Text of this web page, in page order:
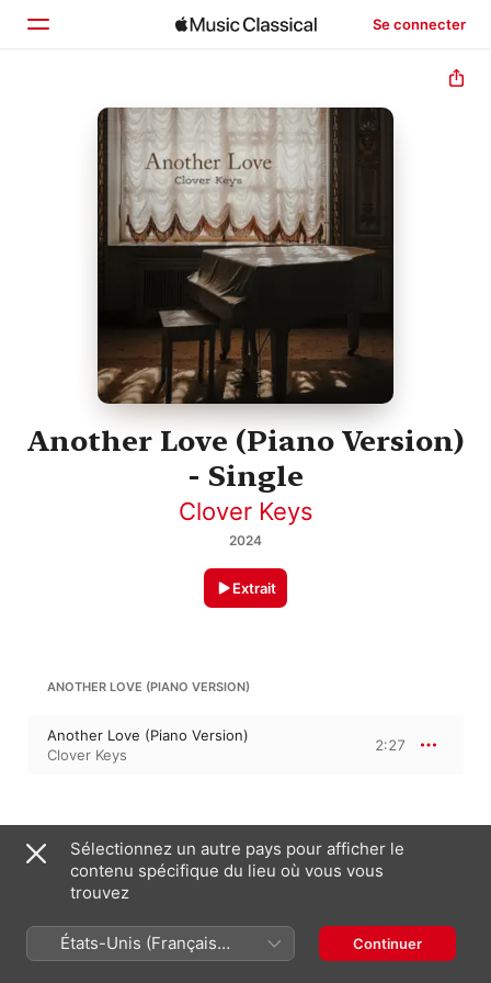
Se connecter
Accueil
Parcourir
Rechercher
Another Love (Piano Version)
- Single
Clover Keys
2024
Extrait
ANOTHER LOVE (PIANO VERSION)
Another Love (Piano Version)
Clover Keys
2:27
1 morceau, 2 minutes
℗ 2024 CopyCat Records
Sur cet album
Sélectionnez un autre pays pour afficher le
contenu spécifique du lieu où vous vous
trouvez
États-Unis (Français
France)
Continuer